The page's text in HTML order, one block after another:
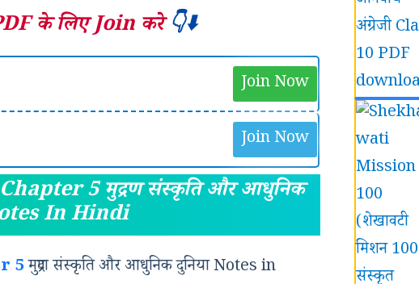
के लिए Join करे👇⬇️
Join Now
Join Now
5 मुद्रण संस्कृति और आधुनिक
In Hindi
5मुद्रण संस्कृति और आधुनिक दुनिया Notes in